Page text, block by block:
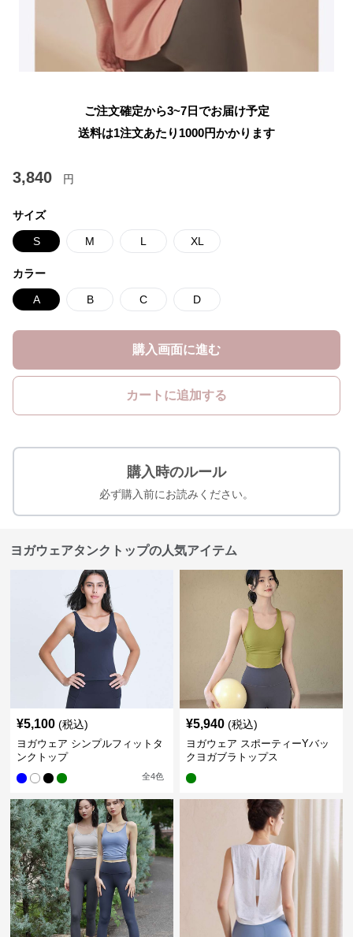
ご注文確定から3~7日でお届け予定
送料は1注文あたり 1000円かかります
3,840 円
サイズ
S M L XL
カラー
A B C D
購入画面に進む
カートに追加する
購入時のルール
必ず購入前にお読みください。
ヨガウェアタンクトップの人気アイテム
¥5,100 (税込)
ヨガウェア シンプルフィットタ
ンクトップ
全4色
¥5,940 (税込)
ヨガウェア スポーティーYバッ
クヨガブラトップス